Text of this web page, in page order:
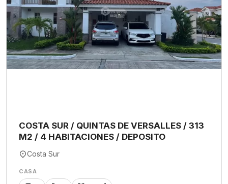
COSTA SUR / QUINTAS DE VERSALLES / 313
M2 / 4 HABITACIONES / DEPOSITO
Costa Sur
CASA